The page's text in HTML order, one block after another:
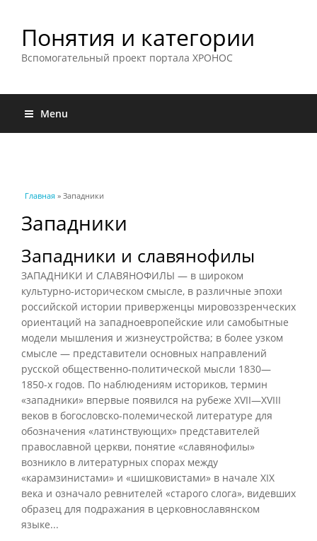
Понятия и категории
Вспомогательный проект портала ХРОНОС
Menu
Вы здесь
Главная » Западники
Западники
Западники и славянофилы
ЗАПАДНИКИ И СЛАВЯНОФИЛЫ — в широком
культурно-историческом смысле, в различные эпохи
российской истории приверженцы мировоззренческих
ориентаций на западноевропейские или самобытные
модели мышления и жизнеустройства; в более узком
смысле — представители основных направлений
русской общественно-политической мысли 1830—
1850-х годов. По наблюдениям историков, термин
«западники» впервые появился на рубеже XVII—XVIII
веков в богословско-полемической литературе для
обозначения «латинствующих» представителей
православной церкви, понятие «славянофилы»
возникло в литературных спорах между
«карамзинистами» и «шишковистами» в начале XIX
века и означало ревнителей «старого слога», видевших
образец для подражания в церковнославянском
языке...